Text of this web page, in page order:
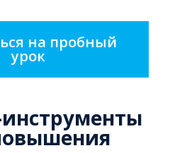
на пробный
урок